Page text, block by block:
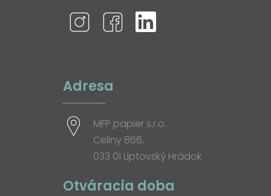
Adresa
MFP papier s.r.o.
Celiny 866,
033 01 Liptovský Hrádok
Otváracia doba